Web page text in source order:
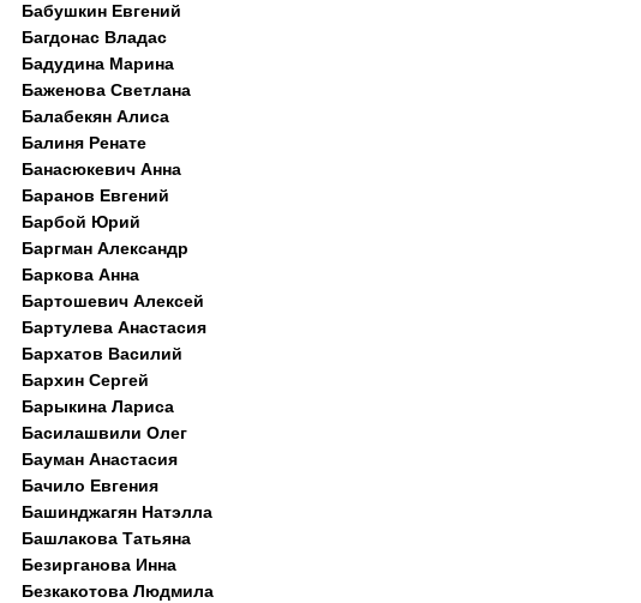
Бабушкин Евгений
Багдонас Владас
Бадудина Марина
Баженова Светлана
Балабекян Алиса
Балиня Ренате
Банасюкевич Анна
Баранов Евгений
Барбой Юрий
Баргман Александр
Баркова Анна
Бартошевич Алексей
Бартулева Анастасия
Бархатов Василий
Бархин Сергей
Барыкина Лариса
Басилашвили Олег
Бауман Анастасия
Бачило Евгения
Башинджагян Натэлла
Башлакова Татьяна
Безирганова Инна
Безкакотова Людмила